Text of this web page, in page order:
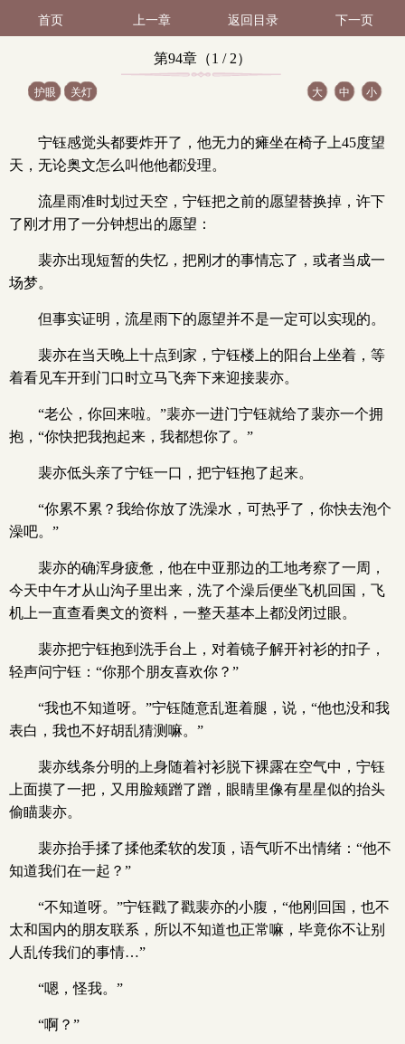
首页 上一章 返回目录 下一页
第94章（1 / 2）
护眼 关灯 大 中 小
宁钰感觉头都要炸开了，他无力的瘫坐在椅子上45度望
天，无论奥文怎么叫他他都没理。
流星雨准时划过天空，宁钰把之前的愿望替换掉，许下
了刚才用了一分钟想出的愿望：
裴亦出现短暂的失忆，把刚才的事情忘了，或者当成一
场梦。
但事实证明，流星雨下的愿望并不是一定可以实现的。
裴亦在当天晚上十点到家，宁钰楼上的阳台上坐着，等
着看见车开到门口时立马飞奔下来迎接裴亦。
“老公，你回来啦。”裴亦一进门宁钰就给了裴亦一个拥
抱，“你快把我抱起来，我都想你了。”
裴亦低头亲了宁钰一口，把宁钰抱了起来。
“你累不累？我给你放了洗澡水，可热乎了，你快去泡个
澡吧。”
裴亦的确浑身疲惫，他在中亚那边的工地考察了一周，
今天中午才从山沟子里出来，洗了个澡后便坐飞机回国，飞
机上一直查看奥文的资料，一整天基本上都没闭过眼。
裴亦把宁钰抱到洗手台上，对着镜子解开衬衫的扣子，
轻声问宁钰：“你那个朋友喜欢你？”
“我也不知道呀。”宁钰随意乱逛着腿，说，“他也没和我
表白，我也不好胡乱猜测嘛。”
裴亦线条分明的上身随着衬衫脱下裸露在空气中，宁钰
上面摸了一把，又用脸颊蹭了蹭，眼睛里像有星星似的抬头
偷瞄裴亦。
裴亦抬手揉了揉他柔软的发顶，语气听不出情绪：“他不
知道我们在一起？”
“不知道呀。”宁钰戳了戳裴亦的小腹，“他刚回国，也不
太和国内的朋友联系，所以不知道也正常嘛，毕竟你不让别
人乱传我们的事情…”
“嗯，怪我。”
“啊？”